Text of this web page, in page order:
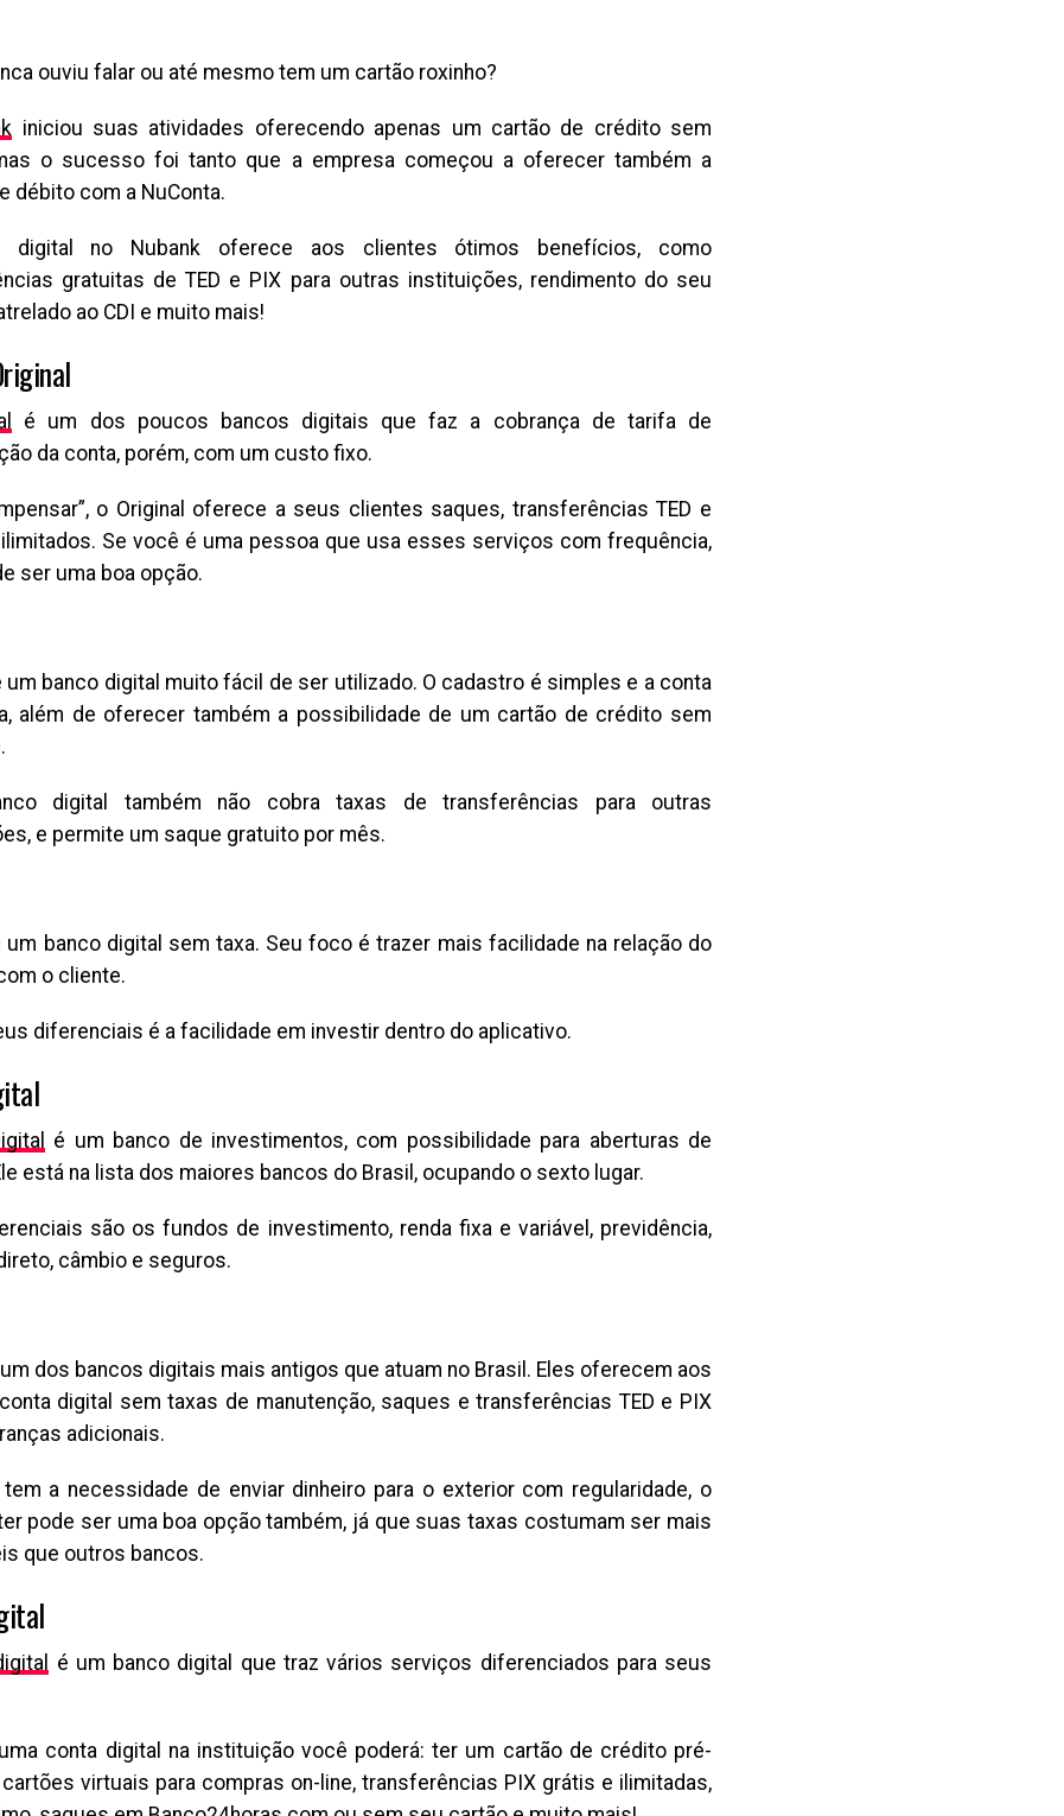
ouviu falar ou até mesmo tem um cartão roxinho?
iniciou suas atividades oferecendo apenas um cartão de crédito sem
o sucesso foi tanto que a empresa começou a oferecer também a
débito com a NuConta.
digital no Nubank oferece aos clientes ótimos benefícios, como
gratuitas de TED e PIX para outras instituições, rendimento do seu
ao CDI e muito mais!
é um dos poucos bancos digitais que faz a cobrança de tarifa de
da conta, porém, com um custo fixo.
o Original oferece a seus clientes saques, transferências TED e
Se você é uma pessoa que usa esses serviços com frequência,
ser uma boa opção.
um banco digital muito fácil de ser utilizado. O cadastro é simples e a conta
além de oferecer também a possibilidade de um cartão de crédito sem
digital também não cobra taxas de transferências para outras
e permite um saque gratuito por mês.
um banco digital sem taxa. Seu foco é trazer mais facilidade na relação do
o cliente.
diferenciais é a facilidade em investir dentro do aplicativo.
é um banco de investimentos, com possibilidade para aberturas de
está na lista dos maiores bancos do Brasil, ocupando o sexto lugar.
são os fundos de investimento, renda fixa e variável, previdência,
câmbio e seguros.
dos bancos digitais mais antigos que atuam no Brasil. Eles oferecem aos
digital sem taxas de manutenção, saques e transferências TED e PIX
adicionais.
a necessidade de enviar dinheiro para o exterior com regularidade, o
pode ser uma boa opção também, já que suas taxas costumam ser mais
que outros bancos.
é um banco digital que traz vários serviços diferenciados para seus
conta digital na instituição você poderá: ter um cartão de crédito pré-
cartões virtuais para compras on-line, transferências PIX grátis e ilimitadas,